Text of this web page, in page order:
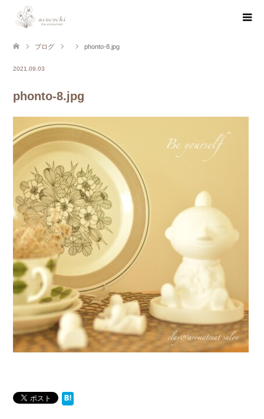
ブログ phonto-8.jpg
2021.09.03
phonto-8.jpg